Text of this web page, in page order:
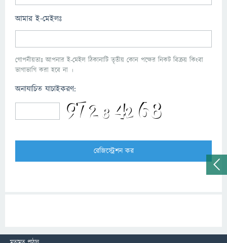
আমার ই-মেইলঃ
গোপনীয়তাঃ আপনার ই-মেইল ঠিকানাটি তৃতীয় কোন পক্ষের নিকট বিক্রয় কিংবা
ভাগাভাগি করা হবে না ।
অনাযাচিত যাচাইকরণ: